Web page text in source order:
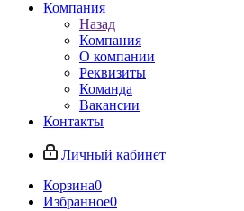
Компания
Назад
Компания
О компании
Реквизиты
Команда
Вакансии
Контакты
Личный кабинет
Корзина0
Избранное0